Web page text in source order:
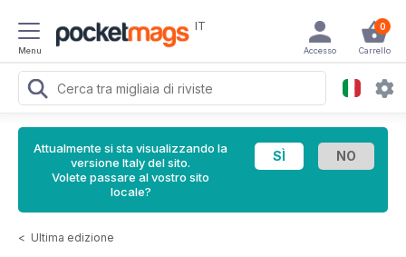
Menu
IT 0
Carrello
Accesso
Attualmente si sta visualizzando la
versione Italy del sito.
Volete passare al vostro sito
locale?
< Ultima edizione